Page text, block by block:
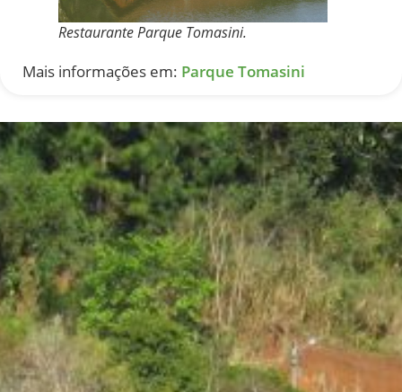
Restaurante Parque Tomasini.
Mais informações em: Parque Tomasini